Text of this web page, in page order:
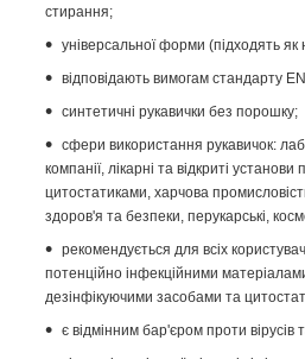
стирання;
універсальної форми (підходять як
відповідають вимогам стандарту
синтетичні рукавички без порошку;
сфери використання рукавичок:
компанії, лікарні та відкриті установи
цитостатиками, харчова
здоров'я та безпеки, перукарські,
рекомендується для всіх
потенційно інфекційними
дезінфікуючими засобами та
є відмінним бар'єром проти вірусів